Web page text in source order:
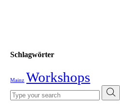
Schlagwörter
Mainz Workshops
Search
for: